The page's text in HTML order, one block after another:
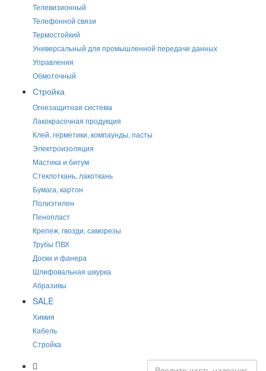
Телевизионный
Телефонной связи
Термостойкий
Универсальный для промышленной передачи данных
Управления
Обмоточный
Стройка
Огнезащитная система
Лакокрасочная продукция
Клей, герметики, компаунды, пасты
Электроизоляция
Мастика и битум
Стеклоткань, лакоткань
Бумага, картон
Полиэтилен
Пенопласт
Крепеж, гвозди, саморезы
Трубы ПВХ
Доски и фанера
Шлифовальная шкурка
Абразивы
SALE
Химия
Кабель
Стройка